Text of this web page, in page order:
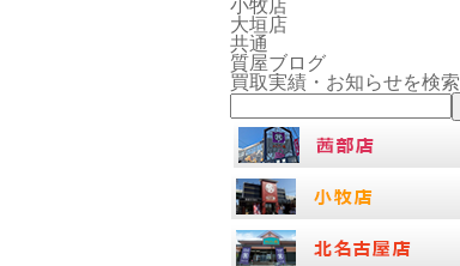
小牧店
大垣店
共通
質屋ブログ
買取実績・お知らせを検索